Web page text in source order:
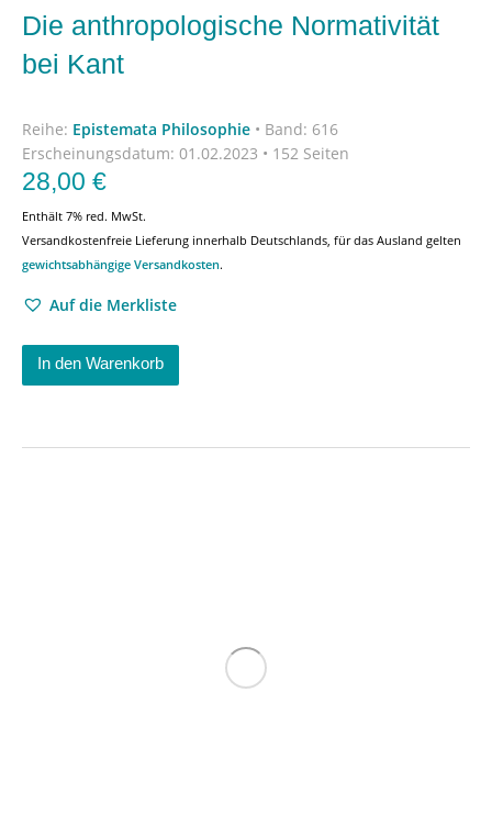
Die anthropologische Normativität
bei Kant
Reihe: Epistemata Philosophie • Band: 616
Erscheinungsdatum: 01.02.2023 • 152 Seiten
28,00 €
Enthält 7% red. MwSt.
Versandkostenfreie Lieferung innerhalb Deutschlands, für das Ausland gelten
gewichtsabhängige Versandkosten.
Auf die Merkliste
In den Warenkorb